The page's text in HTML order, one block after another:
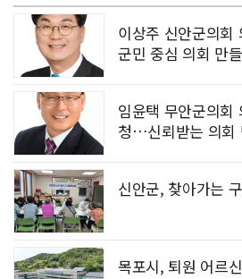
이상주 신안군의
군민 중심 의회 만
임윤택 무안군의회
청…신뢰받는 의회
신안군, 찾아가는
목포시, 퇴원 어르